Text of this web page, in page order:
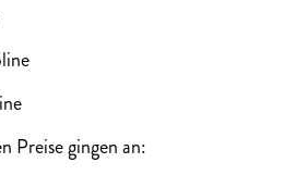
Preise gingen an: